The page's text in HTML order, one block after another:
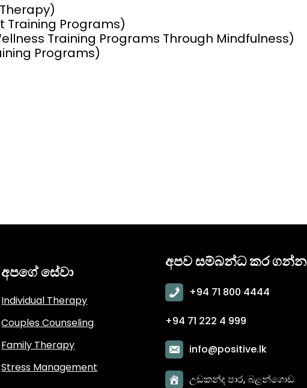
Programs)
Training Programs Through Mindfulness)
Programs)
අපගේ සේවා
Individual Therapy
Couples Counseling
Family Therapy
Stress Management
අපව සම්බන්ධ කර ගන්න
+94 71 800 4444
+94 71 222 4 999
info@positive.lk
උඩකන්ද පාර, බළන්ගොඩ